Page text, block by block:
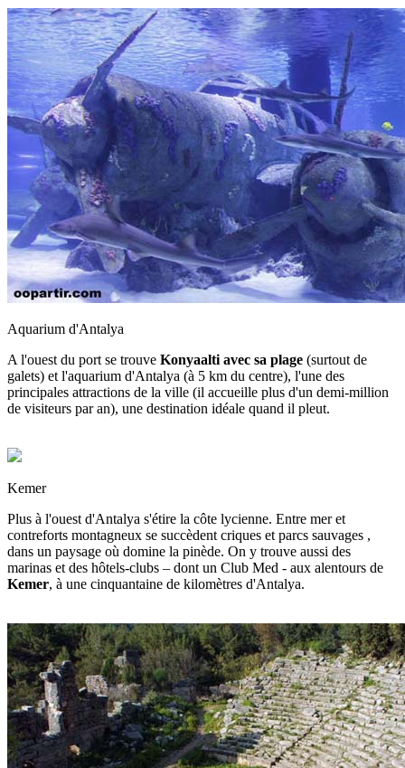
Aquarium d'Antalya
A l'ouest du port se trouve Konyaalti avec sa plage (surtout de
galets) et l'aquarium d'Antalya (à 5 km du centre), l'une des
principales attractions de la ville (il accueille plus d'un demi-million
de visiteurs par an), une destination idéale quand il pleut.
Kemer
Plus à l'ouest d'Antalya s'étire la côte lycienne. Entre mer et
contreforts montagneux se succèdent criques et parcs sauvages ,
dans un paysage où domine la pinède. On y trouve aussi des
marinas et des hôtels-clubs – dont un Club Med - aux alentours de
Kemer, à une cinquantaine de kilomètres d'Antalya.